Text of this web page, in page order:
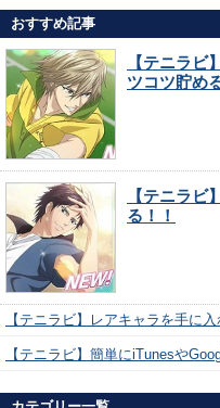
おすすめ記事
【テニラビ
ツコツ貯め
【テニラビ
る！！
【テニラビ】レアキャラを手に
【テニラビ】簡単にiTunesや